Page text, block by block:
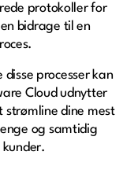
protokoller for
bidrage til en
processer kan
Cloud udnytter
strømline dine mest
og samtidig